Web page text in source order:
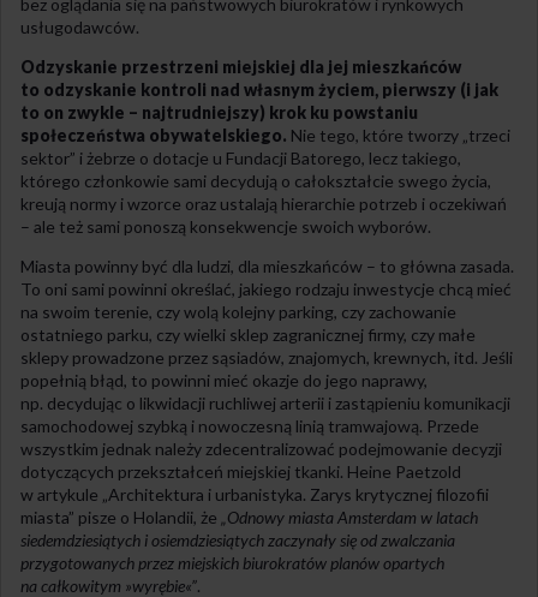
bez oglądania się na państwowych biurokratów i rynkowych
usługodawców.
Odzyskanie przestrzeni miejskiej dla jej mieszkańców
to odzyskanie kontroli nad własnym życiem, pierwszy (i jak
to on zwykle – najtrudniejszy) krok ku powstaniu
społeczeństwa obywatelskiego. Nie tego, które tworzy „trzeci
sektor” i żebrze o dotacje u Fundacji Batorego, lecz takiego,
którego członkowie sami decydują o całokształcie swego życia,
kreują normy i wzorce oraz ustalają hierarchie potrzeb i oczekiwań
– ale też sami ponoszą konsekwencje swoich wyborów.
Miasta powinny być dla ludzi, dla mieszkańców – to główna zasada.
To oni sami powinni określać, jakiego rodzaju inwestycje chcą mieć
na swoim terenie, czy wolą kolejny parking, czy zachowanie
ostatniego parku, czy wielki sklep zagranicznej firmy, czy małe
sklepy prowadzone przez sąsiadów, znajomych, krewnych, itd. Jeśli
popełnią błąd, to powinni mieć okazje do jego naprawy,
np. decydując o likwidacji ruchliwej arterii i zastąpieniu komunikacji
samochodowej szybką i nowoczesną linią tramwajową. Przede
wszystkim jednak należy zdecentralizować podejmowanie decyzji
dotyczących przekształceń miejskiej tkanki. Heine Paetzold
w artykule „Architektura i urbanistyka. Zarys krytycznej filozofii
miasta” pisze o Holandii, że „Odnowy miasta Amsterdam w latach
siedemdziesiątych i osiemdziesiątych zaczynały się od zwalczania
przygotowanych przez miejskich biurokratów planów opartych
na całkowitym »wyrębie«”.